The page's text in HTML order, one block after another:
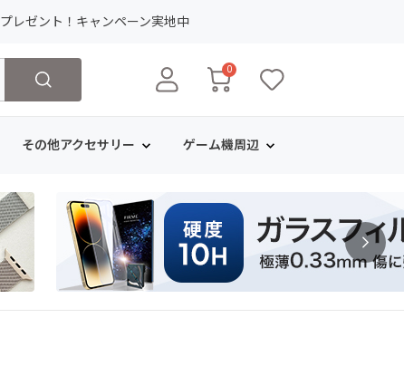
プレゼント！キャンペーン実地中
0
その他アクセサリー ゲーム機周辺